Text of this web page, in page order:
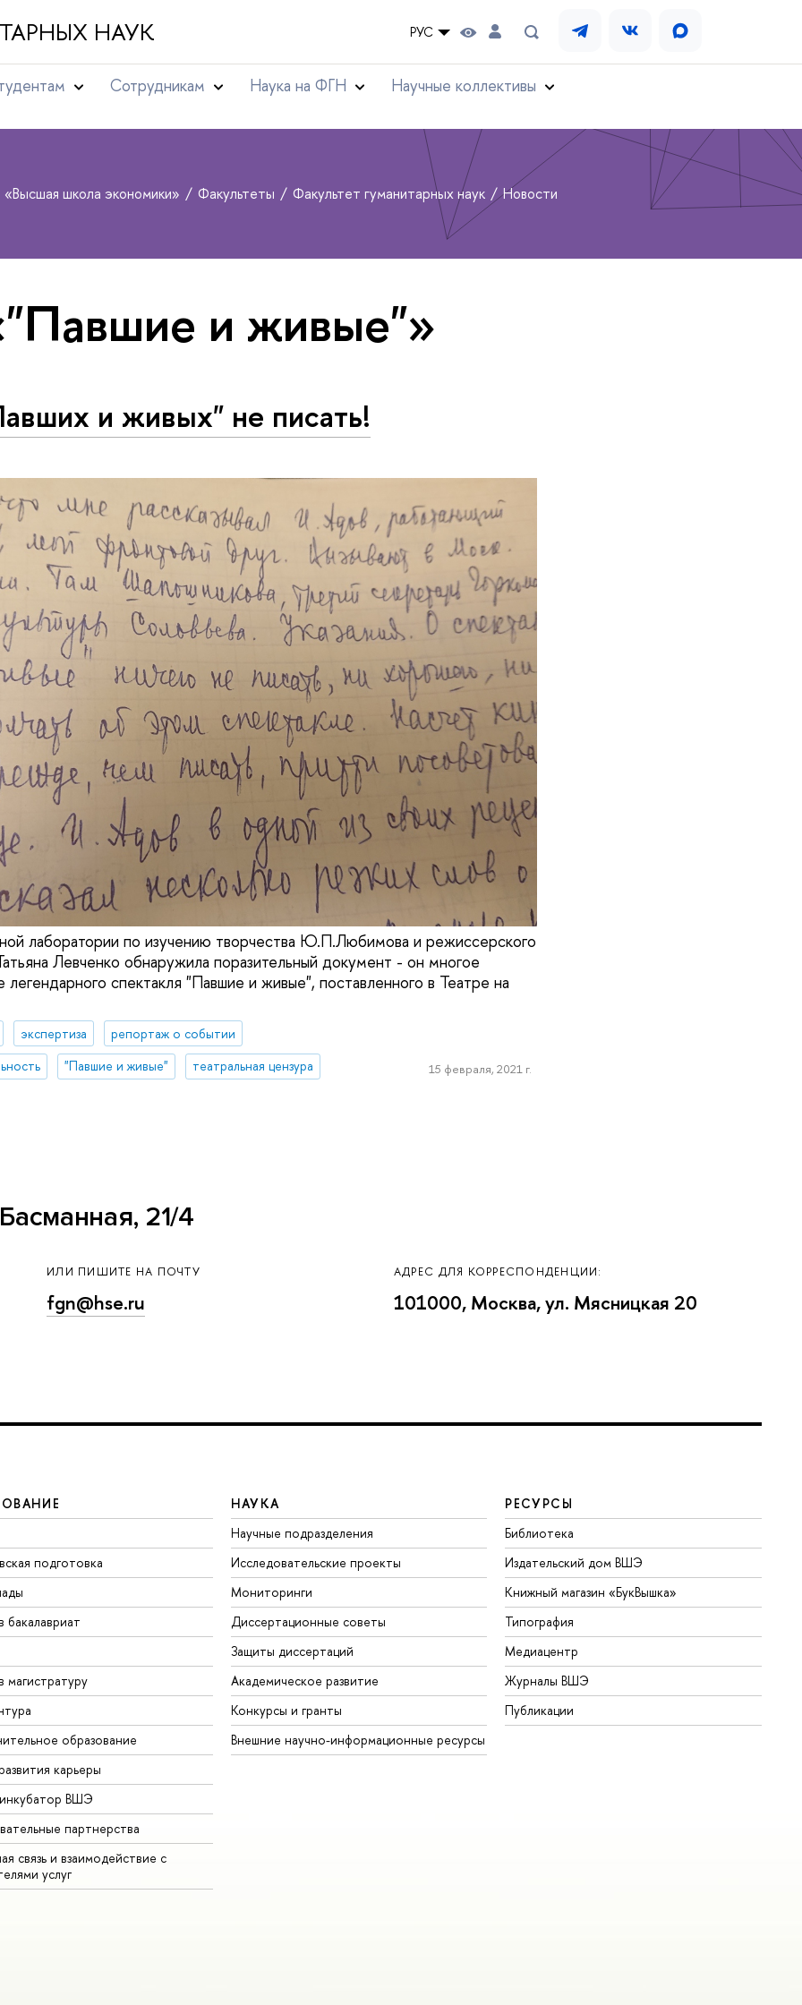
НАУК РУС
Сотрудникам Наука на ФГН Научные коллективы
«Высшая школа экономики» Факультеты Факультет гуманитарных наук Новости
и живые"»
и живых" не писать!
лаборатории по изучению творчества Ю.П.Любимова и режиссерского
Левченко обнаружила поразительный документ - он многое
легендарного спектакля "Павшие и живые", поставленного в Театре на
экспертиза
репортаж о событии
"Павшие и живые" театральная цензура 15 февраля, 2021 г.
21/4
ИЛИ ПИШИТЕ НА ПОЧТУ
fgn@hse.ru
АДРЕС ДЛЯ КОРРЕСПОНДЕНЦИИ:
101000, Москва, ул. Мясницкая 20
подготовка
бакалавриат
магистратуру
образование
карьеры
ВШЭ
партнерства
связь и взаимодействие с
услуг
НАУКА
Научные подразделения
Исследовательские проекты
Мониторинги
Диссертационные советы
Защиты диссертаций
Академическое развитие
Конкурсы и гранты
Внешние научно-информационные ресурсы
РЕСУРСЫ
Библиотека
Издательский дом ВШЭ
Книжный магазин «БукВышка»
Типография
Медиацентр
Журналы ВШЭ
Публикации